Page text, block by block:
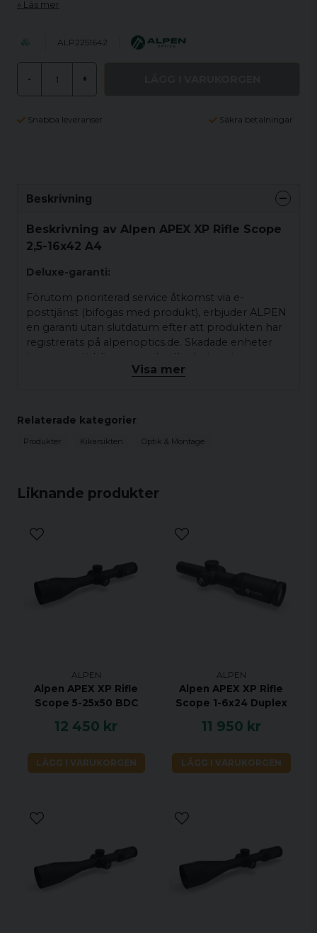
Läs mer
ALP2251642
- +
Snabba leveranser Säkra betalningar
Liknande produkter
ALPEN
Alpen APEX XP Rifle
Scope 5-25x50 BDC
12 450 kr
LÄGG I VARUKORGEN
ALPEN
Alpen APEX XP Rifle
Scope 1-6x24 Duplex
11 950 kr
LÄGG I VARUKORGEN
Beskrivning
Beskrivning av Alpen APEX XP Rifle Scope
2,5-16x42 A4
Deluxe-garanti:
Förutom prioriterad service åtkomst via e-
posttjänst (bifogas med produkt), erbjuder ALPEN
en garanti utan slutdatum efter att produkten har
registrerats på alpenoptics.de. Skadade enheter
kommer att bli reparerade eller bytas ut
Tack vare fluorescerande förstoringsnummer, är
zoomnivån lätt att känna igen även i skymningen
standarder. Till exempel all fjärroptik kommer i en
premium multifunktionell nylonväska. Tack vare
den elegant designade höga
kvalitetsförpackningen, blir uppackningen även till
säljare och servicecenter.
Den toppmoderna lagerlogistiken i Tyskland
APEX XP 2,5-16x42
Ljusintensitet: 282
Skymningsfaktor: 10,24
Visa mer
Relaterade kategorier
Produkter Kikarsikten Optik & Montage